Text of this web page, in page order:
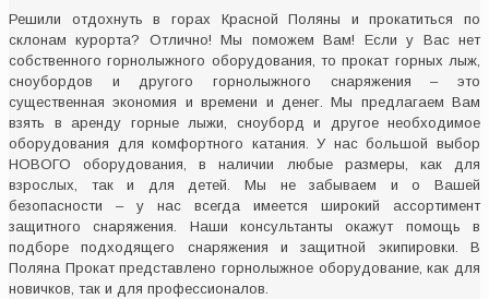
Решили отдохнуть в горах Красной Поляны и прокатиться по
склонам курорта? Отлично! Мы поможем Вам! Если у Вас нет
собственного горнолыжного оборудования, то прокат горных лыж,
сноубордов и другого горнолыжного снаряжения – это
существенная экономия и времени и денег. Мы предлагаем Вам
взять в аренду горные лыжи, сноуборд и другое необходимое
оборудования для комфортного катания. У нас большой выбор
НОВОГО оборудования, в наличии любые размеры, как для
взрослых, так и для детей. Мы не забываем и о Вашей
безопасности – у нас всегда имеется широкий ассортимент
защитного снаряжения. Наши консультанты окажут помощь в
подборе подходящего снаряжения и защитной экипировки. В
Поляна Прокат представлено горнолыжное оборудование, как для
новичков, так и для профессионалов.